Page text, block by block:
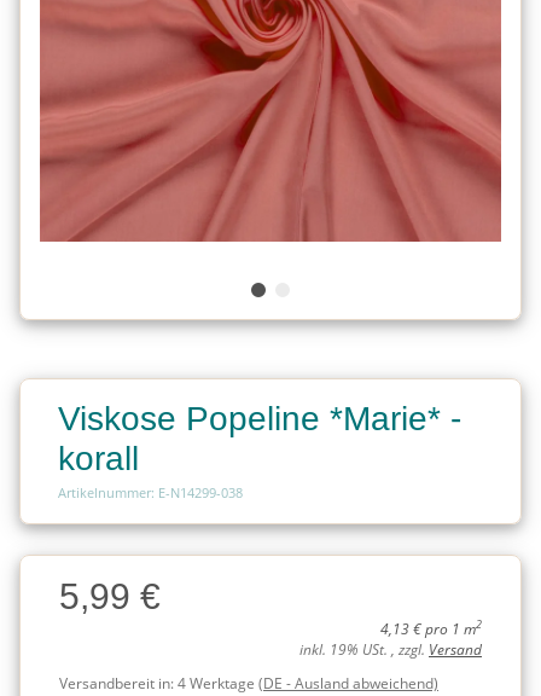
Viskose Popeline *Marie* -
korall
Artikelnummer: E-N14299-038
Charge
Charge5,99 €
4,13 € pro 1 m2
inkl. 19% USt. , zzgl. Versand
Versandbereit in:4 Werktage (DE - Ausland abweichend)